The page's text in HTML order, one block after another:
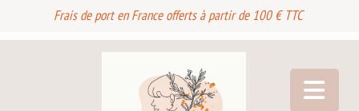
Frais de port en France offerts à partir de 100 € TTC